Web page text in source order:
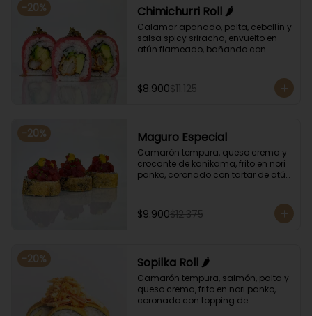
-20% Chimichurri Roll 🌶️
Calamar apanado, palta, cebollín y
salsa spicy sriracha, envuelto en
atún flameado, bañando con
$8.900$11.125
-20% Maguro Especial
Camarón tempura, queso crema y
crocante de kanikama, frito en nori
panko, coronado con tartar de atún
$9.900$12.375
-20% Sopilka Roll 🌶️
Camarón tempura, salmón, palta y
queso crema, frito en nori panko,
coronado con topping de